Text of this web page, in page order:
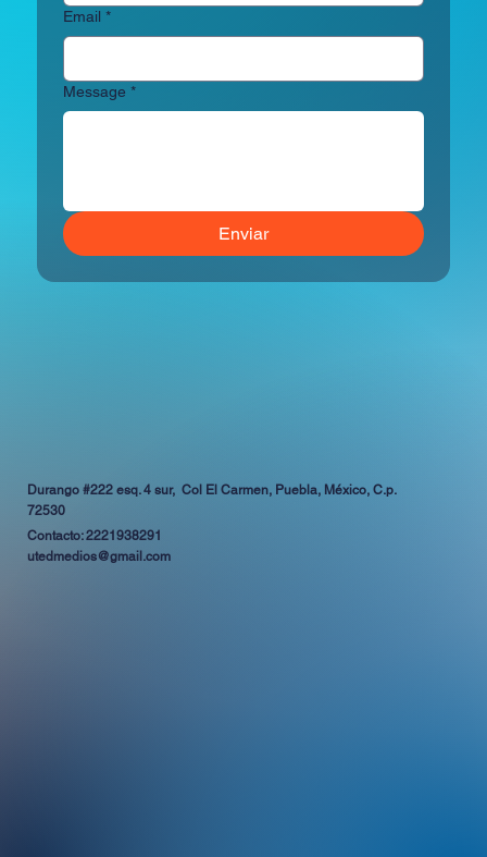
Email *
Message *
Enviar
Durango #222 esq. 4 sur, Col El Carmen, Puebla, México, C.p.
72530
Contacto: 2221938291
utedmedios@gmail.com